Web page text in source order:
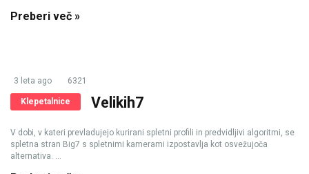
Preberi več »
3 leta ago 6321
Klepetalnice Velikih7
V dobi, v kateri prevladujejo kurirani spletni profili in predvidljivi algoritmi, se
spletna stran Big7 s spletnimi kamerami izpostavlja kot osvežujoča
alternativa. ...